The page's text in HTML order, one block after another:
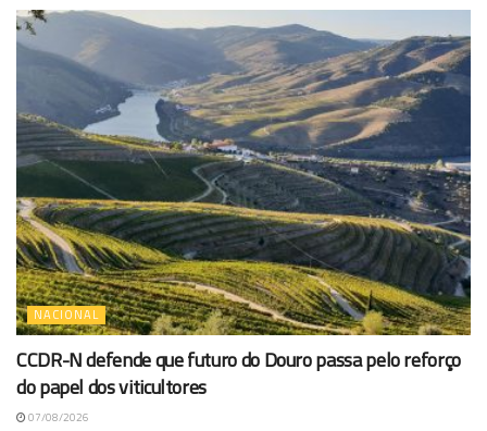
NACIONAL
CCDR-N defende que futuro do Douro passa pelo reforço
do papel dos viticultores
07/08/2026